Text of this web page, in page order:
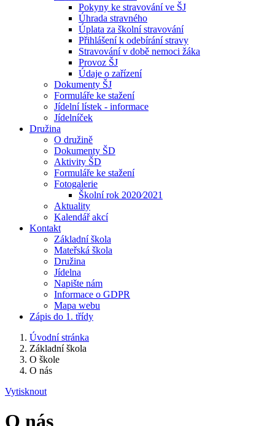
Pokyny ke stravování ve ŠJ
Úhrada stravného
Úplata za školní stravování
Přihlášení k odebírání stravy
Stravování v době nemoci žáka
Provoz ŠJ
Údaje o zařízení
Dokumenty ŠJ
Formuláře ke stažení
Jídelní lístek - informace
Jídelníček
Družina
O družině
Dokumenty ŠD
Aktivity ŠD
Formuláře ke stažení
Fotogalerie
Školní rok 2020⁄2021
Aktuality
Kalendář akcí
Kontakt
Základní škola
Mateřská škola
Družina
Jídelna
Napište nám
Informace o GDPR
Mapa webu
Zápis do 1. třídy
Úvodní stránka
Základní škola
O škole
O nás
Vytisknout
O nás